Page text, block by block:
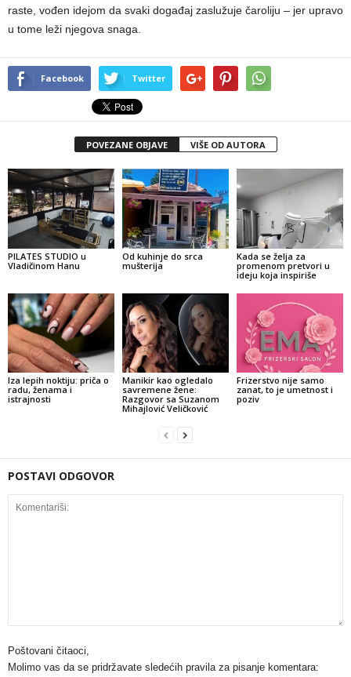
raste, vođen idejom da svaki događaj zaslužuje čaroliju – jer upravo
u tome leži njegova snaga.
Facebook Twitter
POVEZANE OBJAVE VIŠE OD AUTORA
PILATES STUDIO u
Vladičinom Hanu
Od kuhinje do srca
mušterija
Kada se želja za
promenom pretvori u
ideju koja inspiriše
Iza lepih noktiju: priča o
radu, ženama i
istrajnosti
Manikir kao ogledalo
savremene žene:
Razgovor sa Suzanom
Mihajlović Veličković
Frizerstvo nije samo
zanat, to je umetnost i
poziv
POSTAVI ODGOVOR
Poštovani čitaoci,
Molimo vas da se pridržavate sledećih pravila za pisanje komentara: